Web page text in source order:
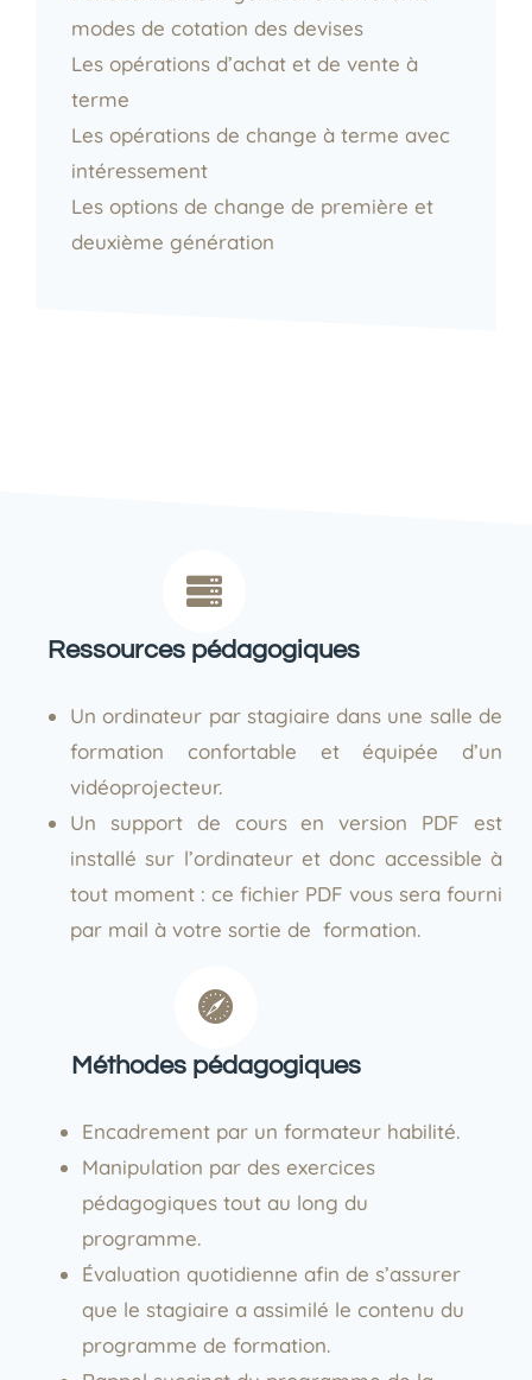
modes de cotation des devises
Les opérations d’achat et de vente à
terme
Les opérations de change à terme avec
intéressement
Les options de change de première et
deuxième génération
Ressources pédagogiques
Un ordinateur par stagiaire dans une salle de
formation confortable et équipée d’un
vidéoprojecteur.
Un support de cours en version PDF est
installé sur l’ordinateur et donc accessible à
tout moment : ce fichier PDF vous sera fourni
par mail à votre sortie de formation.
Méthodes pédagogiques
Encadrement par un formateur habilité.
Manipulation par des exercices
pédagogiques tout au long du
programme.
Évaluation quotidienne afin de s’assurer
que le stagiaire a assimilé le contenu du
programme de formation.